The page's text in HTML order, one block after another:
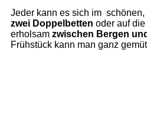
Jeder kann es sich im
zwei Doppelbetten oder auf die
erholsam zwischen Bergen
Frühstück kann man ganz